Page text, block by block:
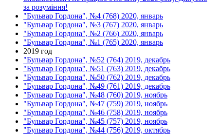
за розуміння!
"Бульвар Гордона", №4 (768) 2020, январь
"Бульвар Гордона", №3 (767) 2020, январь
"Бульвар Гордона", №2 (766) 2020, январь
"Бульвар Гордона", №1 (765) 2020, январь
2019 год
"Бульвар Гордона", №52 (764) 2019, декабрь
"Бульвар Гордона", №51 (763) 2019, декабрь
"Бульвар Гордона", №50 (762) 2019, декабрь
"Бульвар Гордона", №49 (761) 2019, декабрь
"Бульвар Гордона", №48 (760) 2019, ноябрь
"Бульвар Гордона", №47 (759) 2019, ноябрь
"Бульвар Гордона", №46 (758) 2019, ноябрь
"Бульвар Гордона", №45 (757) 2019, ноябрь
"Бульвар Гордона", №44 (756) 2019, октябрь